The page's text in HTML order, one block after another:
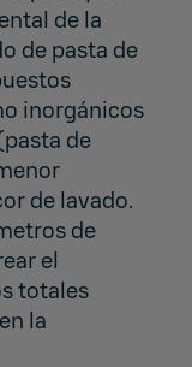
de la
de pasta de
inorgánicos
de
de lavado.
de
el
totales
la